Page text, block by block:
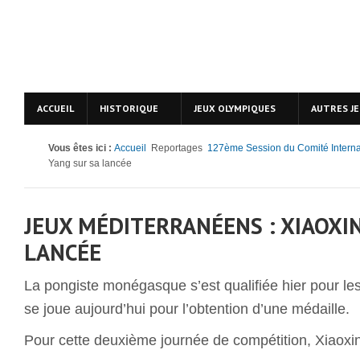
ACCUEIL HISTORIQUE JEUX OLYMPIQUES AUTRES
Vous êtes ici : Accueil Reportages 127ème Session du Comité
Yang sur sa lancée
JEUX MÉDITERRANÉENS :
LANCÉE
La pongiste monégasque s’est qualifiée hier pour
se joue aujourd’hui pour l’obtention d’une médaille.
Pour cette deuxième journée de compétition,